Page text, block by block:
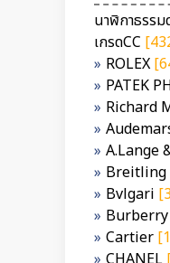
นาฬิกาธรรม
เกรดCC
ROLEX
PATEK
Richard
A.Lange
Breitling
Bvlgari
Burberry
Cartier